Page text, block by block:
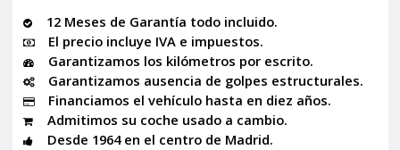
12 Meses de Garantía todo incluido.
El precio incluye IVA e impuestos.
Garantizamos los kilómetros por escrito.
Garantizamos ausencia de golpes estructurales.
Financiamos el vehículo hasta en diez años.
Admitimos su coche usado a cambio.
Desde 1964 en el centro de Madrid.